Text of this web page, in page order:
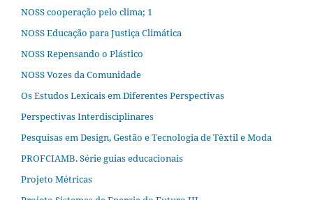
NOSS cooperação pelo clima; 1
NOSS Educação para Justiça Climática
NOSS Repensando o Plástico
NOSS Vozes da Comunidade
Os Estudos Lexicais em Diferentes Perspectivas
Perspectivas Interdisciplinares
Pesquisas em Design, Gestão e Tecnologia de Têxtil e Moda
PROFCIAMB. Série guias educacionais
Projeto Métricas